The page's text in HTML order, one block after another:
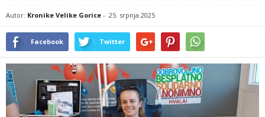
Autor: Kronike Velike Gorice - 25. srpnja 2025
Facebook Twitter